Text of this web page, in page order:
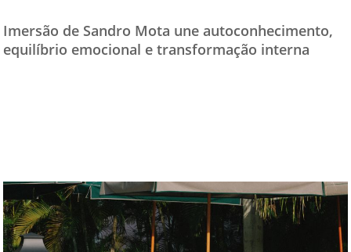
Imersão de Sandro Mota une autoconhecimento,
equilíbrio emocional e transformação interna